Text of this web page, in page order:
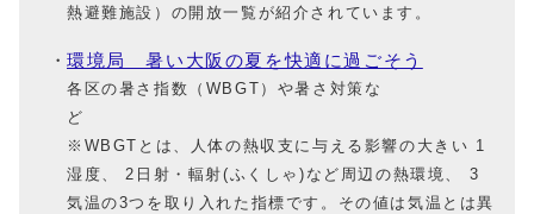
熱避難施設）の開放一覧が紹介されています。
環境局 暑い大阪の夏を快適に過ごそう
各区の暑さ指数（WBGT）や暑さ対策な
※WBGTとは、人体の熱収支に与える影響の大きい 1
湿度、 2日射・輻射(ふくしゃ)など周辺の熱環境、 3
気温の3つを取り入れた指標です。その値は気温とは異